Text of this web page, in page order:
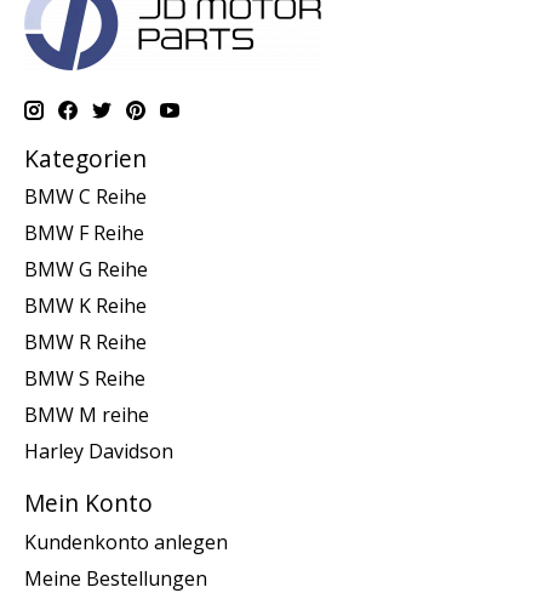
Kategorien
BMW C Reihe
BMW F Reihe
BMW G Reihe
BMW K Reihe
BMW R Reihe
BMW S Reihe
BMW M reihe
Harley Davidson
Mein Konto
Kundenkonto anlegen
Meine Bestellungen